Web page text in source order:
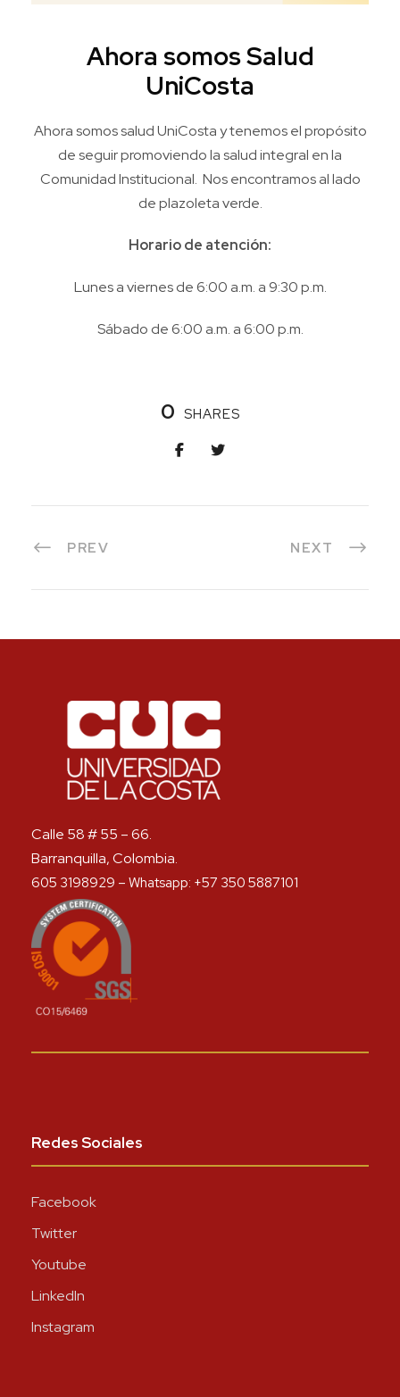
Ahora somos Salud
UniCosta
Ahora somos salud UniCosta y tenemos el propósito
de seguir promoviendo la salud integral en la
Comunidad Institucional. Nos encontramos al lado
de plazoleta verde.
Horario de atención:
Lunes a viernes de 6:00 a.m. a 9:30 p.m.
Sábado de 6:00 a.m. a 6:00 p.m.
0 SHARES
PREV NEXT
Calle 58 # 55 – 66.
Barranquilla, Colombia.
605 3198929 – Whatsapp: +57 350 5887101
Redes Sociales
Facebook
Twitter
Youtube
LinkedIn
Instagram